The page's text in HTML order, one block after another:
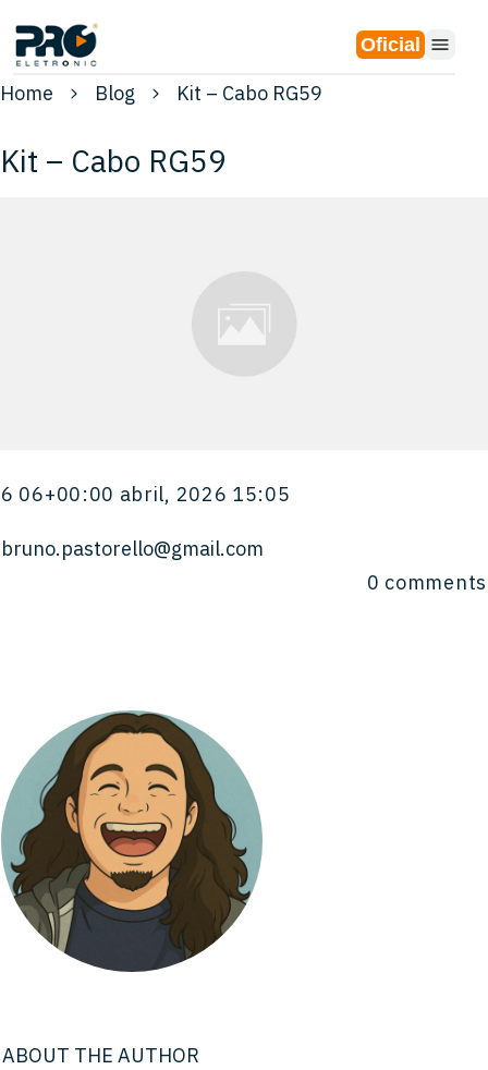
Oficial
Home Blog Kit – Cabo RG59
Kit – Cabo RG59
6 06+00:00 abril, 2026 15:05
bruno.pastorello@gmail.com
0 comments
ABOUT THE AUTHOR